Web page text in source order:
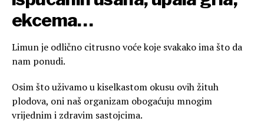
ekcema…
Limun je odlično citrusno voće koje svakako ima što da
nam ponudi.
Osim što uživamo u kiselkastom okusu ovih žituh
plodova, oni naš organizam obogaćuju mnogim
vrijednim i zdravim sastojcima.